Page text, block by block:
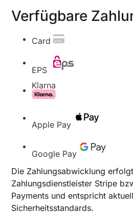
Verfügbare
Card
EPS
Klarna
Apple Pay
Google Pay
Die Zahlungsabwicklung
Zahlungsdienstleister Stripe
Payments und entspricht
Sicherheitsstandards.